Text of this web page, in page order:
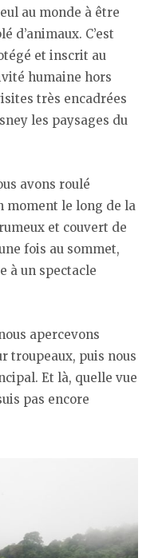
au monde à être
d’animaux. C’est
et inscrit au
humaine hors
très encadrées
les paysages du
avons roulé
moment le long de la
et couvert de
fois au sommet,
à un spectacle
apercevons
troupeaux, puis nous
Et là, quelle vue
pas encore